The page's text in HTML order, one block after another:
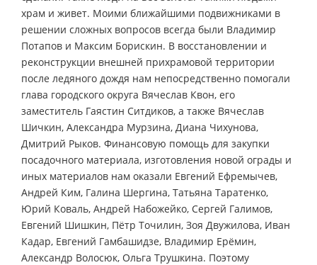
храм и живет. Моими ближайшими подвижниками в
решении сложных вопросов всегда были Владимир
Потапов и Максим Борискин. В восстановлении и
реконструкции внешней прихрамовой территории
после ледяного дождя нам непосредственно помогали
глава городского округа Вячеслав Квон, его
заместитель Гаястин Ситдиков, а также Вячеслав
Шичкин, Александра Мурзина, Диана Чихунова,
Дмитрий Рыков. Финансовую помощь для закупки
посадочного материала, изготовления новой ограды и
иных материалов нам оказали Евгений Ефремычев,
Андрей Ким, Галина Шергина, Татьяна Таратенко,
Юрий Коваль, Андрей Набожейко, Сергей Галимов,
Евгений Шишкин, Пётр Точилин, Зоя Двужилова, Иван
Кадар, Евгений Гамбашидзе, Владимир Ерёмин,
Александр Волосюк, Ольга Трушкина. Поэтому